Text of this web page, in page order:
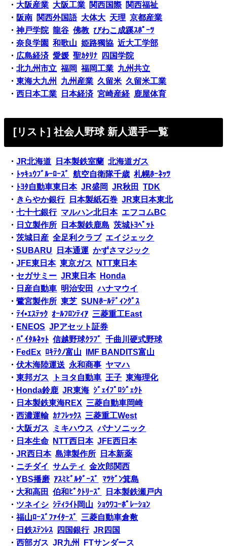
・ 大阪産業 大阪工業 関西国際 関西福祉
・ 阪南 関西外国語 大体大 天理 京都産業
・神戸学院 龍谷 佛教 びわこ成蹊ｽﾎﾟｰﾂ
・奈良学園 和歌山 姫路獨協 近大工学部
・ 広島経済 愛媛 聖ｶﾀﾘﾅ
四国学院
・北九州市立 福岡 福岡工業 九州共立
・東海大九州 九州産業 久留米 久留米工業
・西日本工業 日本経済 宮崎産経 鹿屋体育
[リスト] 社会人野球 新人選手一覧
・JR北海道 日本製鉄室蘭 北海道ガス
・ ﾄｯｷｭｳﾌﾞﾙｰﾛｰｽﾞ 航空自衛隊千歳 札幌ﾎｰﾈｯﾂ
・ ﾄﾖﾀ自動車東日本 JR盛岡 JR秋田
TDK
・ きらやか銀行 日本製紙石巻 JR東日本東北
・七十七銀行 マルハン北日本 エフコムBC
・ 日立製作所 日本製鉄鹿島 茨城ﾄﾖﾍﾟｯﾄ
・茨城日産 全足利クラブ エイジェック
・SUBARU 日本通運 かずさマジック
・JFE東日本 東京ガス
NTT東日本
・ セガサミー JR東日本
Honda
・ 日産自動車 明治安田
ハナマウイ
・鷺宮製作所 東芝 SUNﾎｰﾙﾃﾞｨﾝｸﾞｽ
・ﾃｲ•ｴｽﾃｯｸ ｵｰﾙﾌﾛﾝﾃｨｱ 三菱重工East
・ ENEOS JPアセット証券
・ﾊﾞｲﾀﾙﾈｯﾄ 信越野球ｸﾗﾌﾞ
千曲川硬式野球
・ FedEx ﾛｷﾃｸﾉ富山
IMF BANDITS富山
・伏木海陸運送 永和商事 ヤマハ
・東邦ガス トヨタ自動車 王子 東海理化
・ Honda鈴鹿 JR東海 ｼﾞｪｲﾌﾟﾛｼﾞｪｸﾄ
・ 日本製鉄東海REX 三菱自動車岡崎
・西濃運輸 ｶﾅﾌﾚｯｸｽ 三菱重工West
・ 大阪ガス ミキハウス パナソニック
・ 日本生命 NTT西日本 JFE西日本
・JR西日本 島津製作所
日本新薬
・ ニチダイ サムティ
金次郎関西
・YBS播磨 ｱｽﾐﾋﾞﾙﾀﾞｰｽﾞ
ﾏﾂｹﾞﾝ箕島
・ 大和高田 伯和ﾋﾞｸﾄﾘｰｽﾞ
日本製鉄瀬戸内
・ ツネイシ ｼﾃｨﾗｲﾄ岡山 ｼｮｳﾜｺｰﾎﾟﾚｰｼｮﾝ
・福山ﾛｰｽﾞﾌｧｲﾀｰｽﾞ
三菱自動車倉敷
・ 日鉄ｽﾃﾝﾚｽ 四国銀行 JR四国
・西部ガス JR九州 FTサンダース